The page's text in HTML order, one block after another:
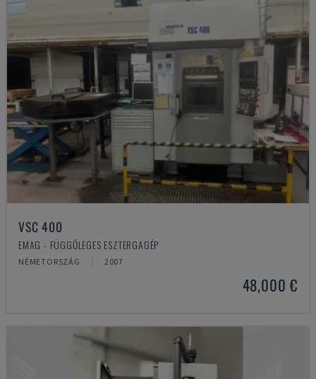
VSC 400
EMAG - FÜGGŐLEGES ESZTERGAGÉP
NÉMETORSZÁG 2007
48,000 €